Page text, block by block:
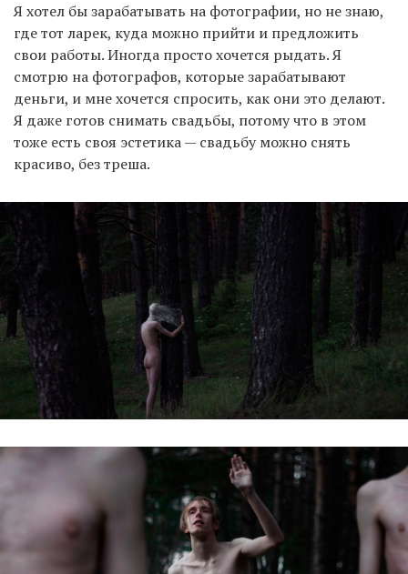
Я хотел бы зарабатывать на фотографии, но не знаю,
где тот ларек, куда можно прийти и предложить
свои работы. Иногда просто хочется рыдать. Я
смотрю на фотографов, которые зарабатывают
деньги, и мне хочется спросить, как они это делают.
Я даже готов снимать свадьбы, потому что в этом
тоже есть своя эстетика — свадьбу можно снять
красиво, без треша.